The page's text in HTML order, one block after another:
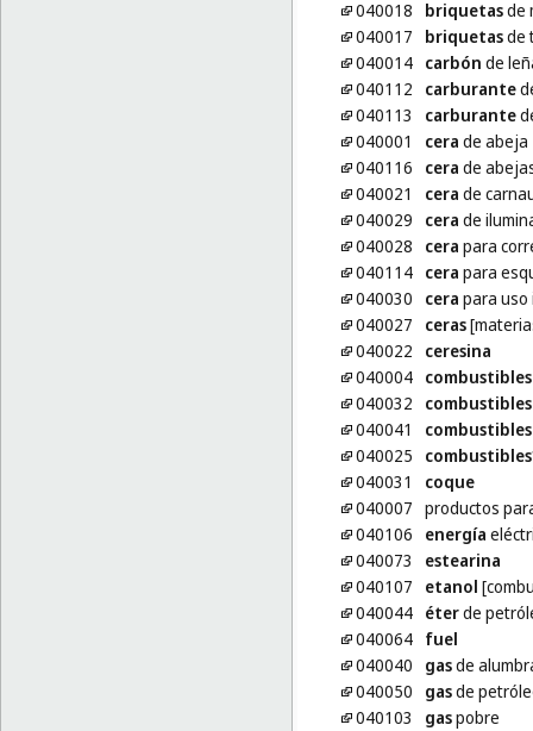
040018 briquetasde
040017
briquetasde
040014 carbón de
040112
carburante
040113
carburante
040001
cera de abeja
040116
cera de
040021
cera de
040029
cera de
040028
cera para
040114 cera para
040030
cera para
040027
ceras
040022
ceresina
040004 combustibles
040032
combustibles
040041
combustibles
040025
combustibles
040031
coque
040007 productos
040106
energía
040073
estearina
040107
etanol
040044 éterde
040064 fuel
040040
gasde
040050
gasde
040103
gaspobre